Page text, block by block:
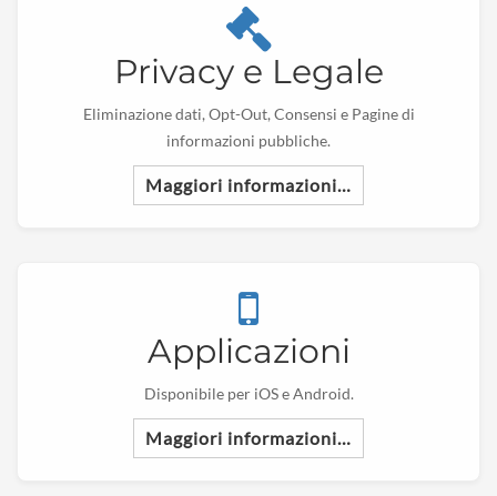
Privacy e Legale
Eliminazione dati, Opt-Out, Consensi e Pagine di
informazioni pubbliche.
Maggiori informazioni…
Applicazioni
Disponibile per iOS e Android.
Maggiori informazioni…